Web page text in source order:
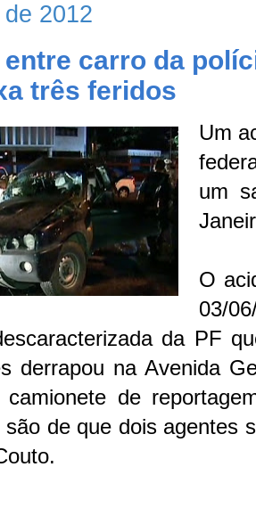
2012
carro da
três feridos
Um
um
O
03/
da PF
derrapou na Avenida
camionete de
são de que dois agentes